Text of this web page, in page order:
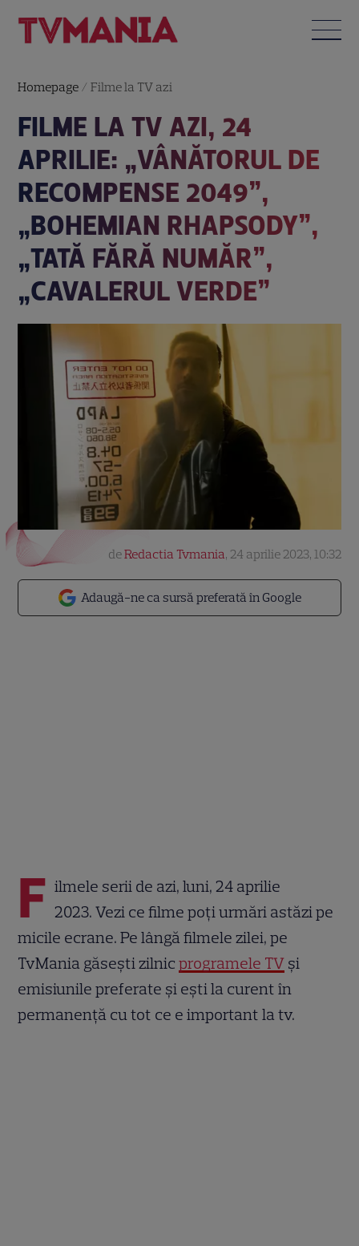
Homepage /Filme la TV azi
FILME LA TV AZI, 24
APRILIE: „VÂNĂTORUL DE
RECOMPENSE 2049”,
„BOHEMIAN RHAPSODY”,
„TATĂ FĂRĂ NUMĂR”,
„CAVALERUL VERDE”
Adaugă-ne ca sursă preferată în Google
deRedactia Tvmania, 24 aprilie 2023, 10:32
F ilmele serii de azi, luni, 24 aprilie
2023. Vezi ce filme poți urmări astăzi pe
micile ecrane. Pe lângă filmele zilei, pe
TvMania găsești zilnicprogramele TV și
emisiunile preferate și ești la curent în
permanență cu tot ce e important la tv.